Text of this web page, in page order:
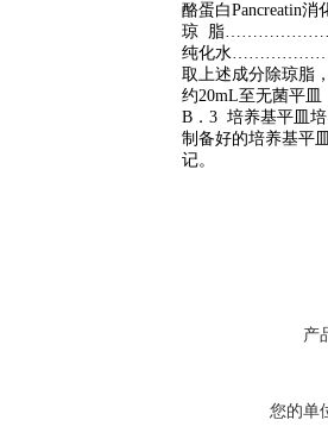
酪蛋白Pancreatin
琼 脂
纯化水
取上述成分除琼脂
约20mL至无菌平皿
B．3 培养基平皿
制备好的培养基平
记。
产
您的单